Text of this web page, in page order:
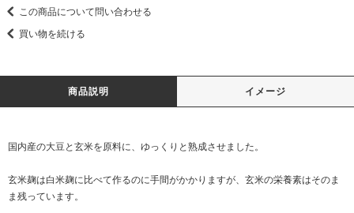
この商品について問い合わせる
買い物を続ける
商品説明 イメージ
国内産の大豆と玄米を原料に、ゆっくりと熟成させました。
玄米麹は白米麹に比べて作るのに手間がかかりますが、玄米の栄養素はそのま
ま残っています。